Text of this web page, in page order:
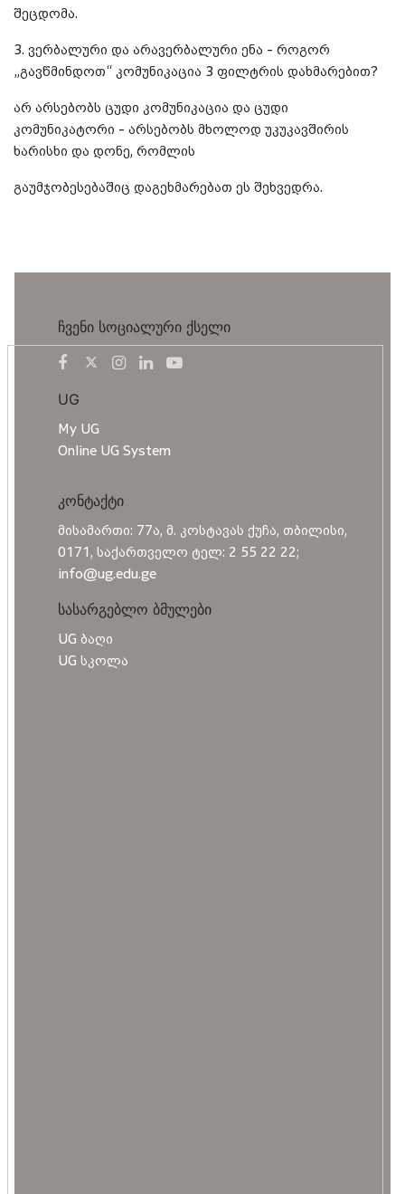
შეცდომა.
3. ვერბალური და არავერბალური ენა - როგორ
„გავწმინდოთ“ კომუნიკაცია 3 ფილტრის დახმარებით?
არ არსებობს ცუდი კომუნიკაცია და ცუდი
კომუნიკატორი - არსებობს მხოლოდ უკუკავშირის
ხარისხი და დონე, რომლის
გაუმჯობესებაშიც დაგეხმარებათ ეს შეხვედრა.
ჩვენი სოციალური ქსელი
UG
My UG
Online UG System
კონტაქტი
მისამართი: 77ა, მ. კოსტავას ქუჩა, თბილისი,
0171, საქართველო ტელ: 2 55 22 22;
info@ug.edu.ge
სასარგებლო ბმულები
UG ბაღი
UG სკოლა